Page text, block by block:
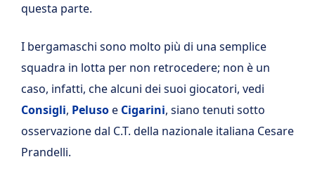
questa parte.
I bergamaschi sono molto più di una semplice
squadra in lotta per non retrocedere; non è un
caso, infatti, che alcuni dei suoi giocatori, vedi
Consigli, Pelusoe Cigarini, siano tenuti sotto
osservazione dal C.T. della nazionale italiana Cesare
Prandelli.